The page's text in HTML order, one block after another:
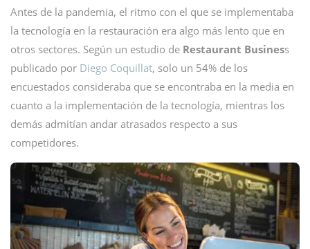
Antes de la pandemia, el ritmo con el que se implementaba
la tecnología en la restauración era algo más lento que en
otros sectores. Según un estudio de Restaurant Business
publicado por Diego Coquillat, solo un 54% de los
encuestados consideraba que se encontraba en la media en
cuanto a la implementación de la tecnología, mientras los
demás admitían andar atrasados respecto a sus
competidores.